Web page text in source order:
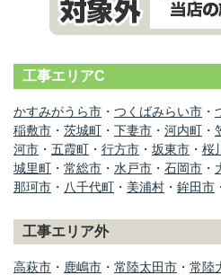
工事エリアC
かすみがうら市 ・ つくばみらい市 ・
稲敷市 ・ 茨城町 ・ 下妻市 ・ 河内町 ・
河市 ・ 五霞町 ・ 行方市 ・ 坂東市 ・ 桜
城里町 ・ 常総市 ・ 水戸市 ・ 石岡市 ・
那珂市 ・ 八千代町 ・ 美浦村 ・ 鉾田市
工事エリア外
高萩市 ・ 鹿嶋市 ・ 常陸太田市 ・ 常陸